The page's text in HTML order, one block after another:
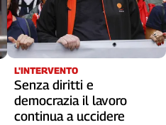
L'INTERVENTO
Senza diritti e
democrazia il lavoro
continua a uccidere